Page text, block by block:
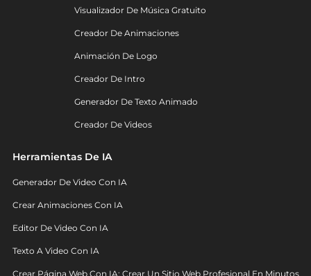
Visualizador De Música Gratuito
Creador De Animaciones
Animación De Logo
Creador De Intro
Generador De Texto Animado
Creador De Videos
Herramientas De IA
Generador De Video Con IA
Crear Animaciones Con IA
Editor De Video Con IA
Texto A Video Con IA
Crear Página Web Con IA: Crear Un Sitio Web Profesional En Minutos